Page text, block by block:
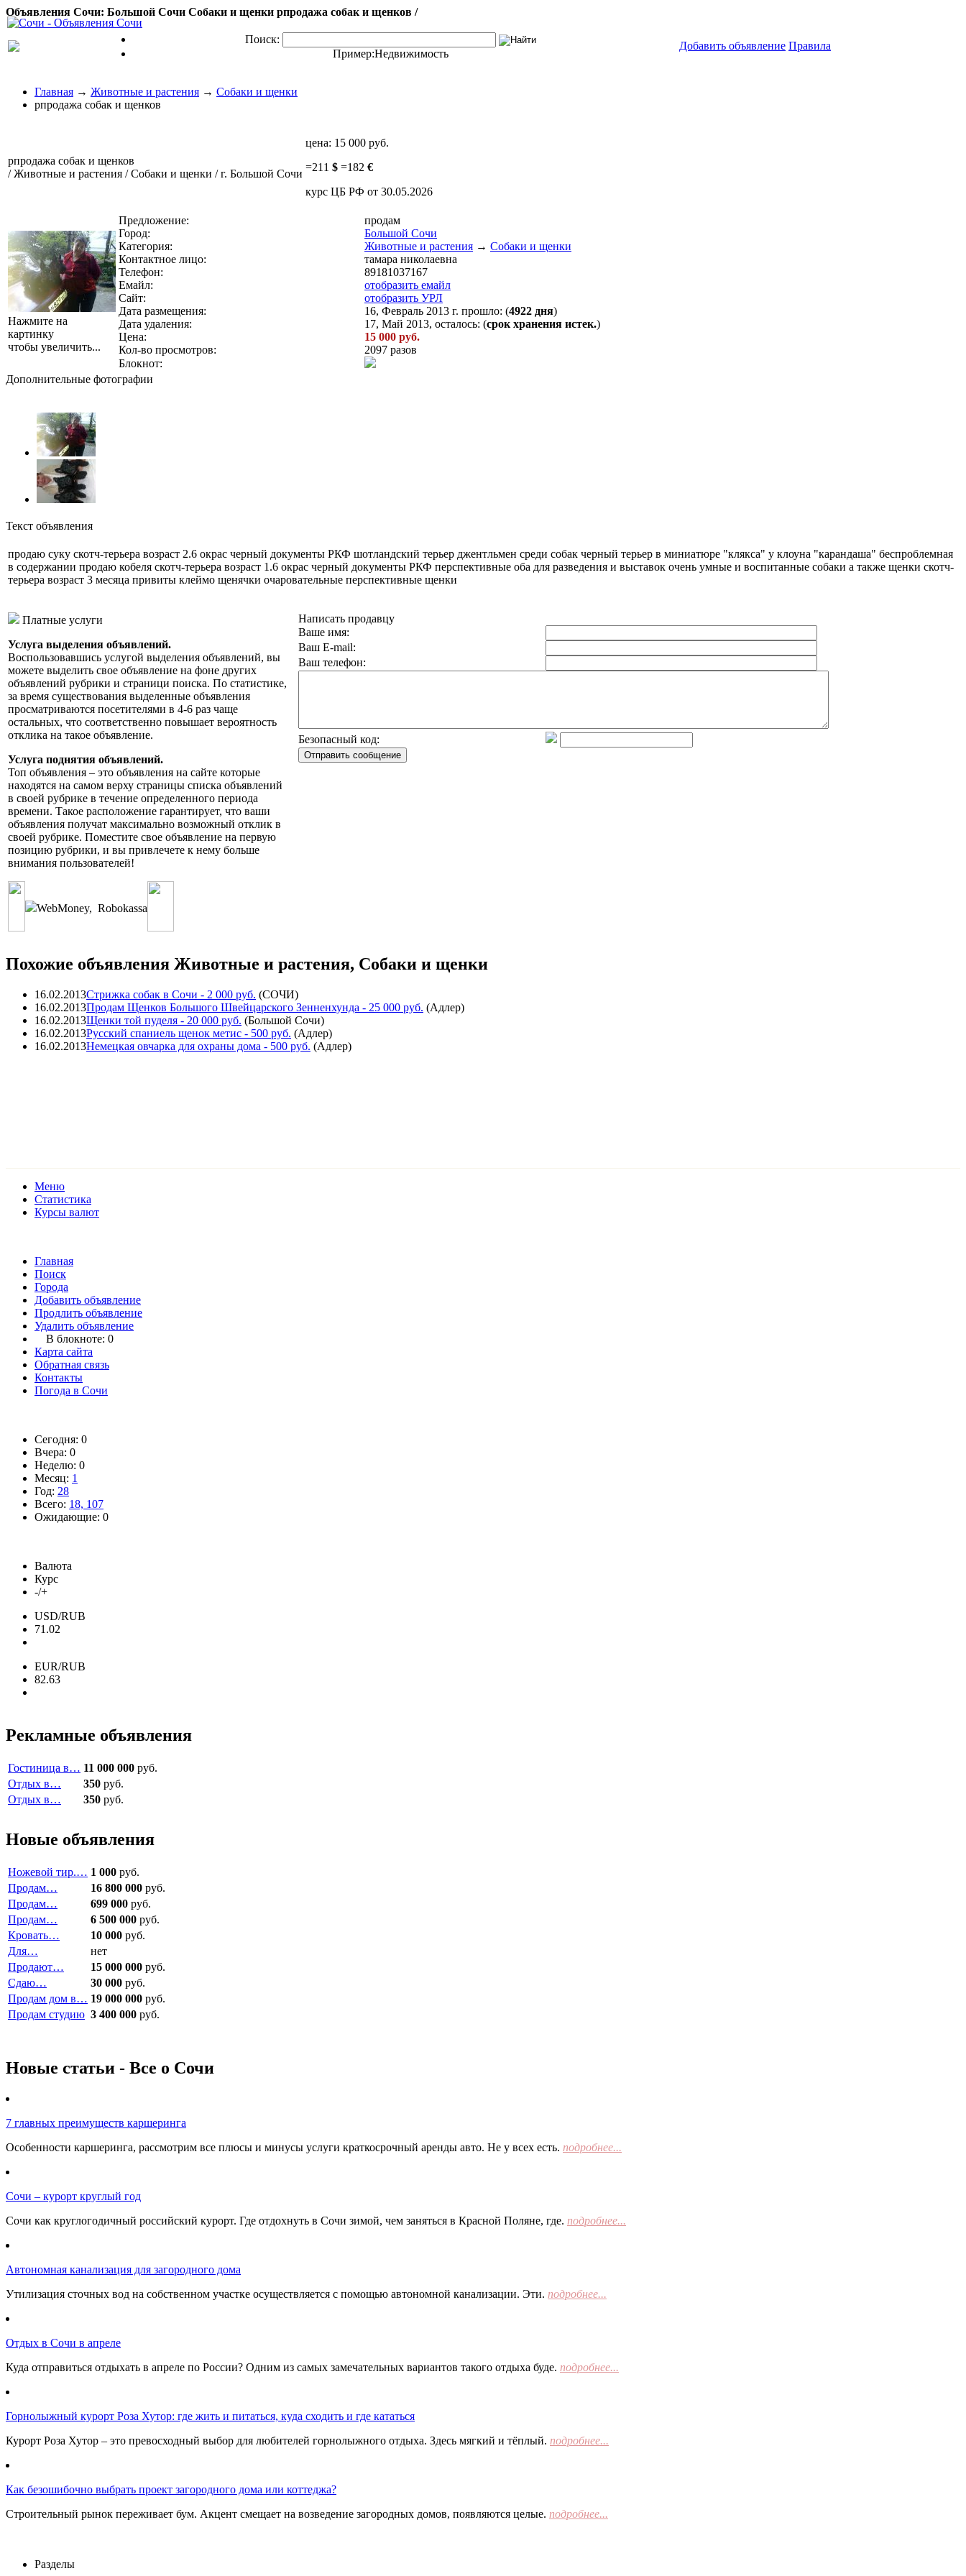
Объявления Сочи: Большой Сочи Собаки и щенки рпродажа собак и щенков /
Поиск:
Пример:Недвижимость
Добавить объявление Правила
Главная → Животные и растения → Собаки и щенки
рпродажа собак и щенков
рпродажа собак и щенков
/ Животные и растения / Собаки и щенки / г. Большой Сочи
цена: 15 000 руб.
=211 $ =182 €
курс ЦБ РФ от 30.05.2026
Нажмите на
картинку
чтобы увеличить...
Предложение:
продам
Город:
Большой Сочи
Категория:
Животные и растения → Собаки и щенки
Контактное лицо:
тамара николаевна
Телефон:
89181037167
Емайл:
отобразить емайл
Сайт:
отобразить УРЛ
Дата размещения:
16, Февраль 2013 г. прошло: (4922 дня)
Дата удаления:
17, Май 2013, осталось: (срок хранения истек.)
Цена:
15 000 руб.
Кол-во просмотров:
2097 разов
Блокнот:
Дополнительные фотографии
Текст объявления
продаю суку скотч-терьера возраст 2.6 окрас черный документы РКФ шотландский терьер джентльмен среди собак черный терьер в миниатюре "клякса" у клоуна "карандаша" беспроблемная
в содержании продаю кобеля скотч-терьера возраст 1.6 окрас черный документы РКФ перспективные оба для разведения и выставок очень умные и воспитанные собаки а также щенки скотч-
терьера возраст 3 месяца привиты клеймо щенячки очаровательные перспективные щенки
Платные услуги
Услуга выделения объявлений.
Воспользовавшись услугой выделения объявлений, вы
можете выделить свое объявление на фоне других
объявлений рубрики и страници поиска. По статистике,
за время существования выделенные объявления
просматриваются посетителями в 4-6 раз чаще
остальных, что соответственно повышает вероятность
отклика на такое объявление.
Услуга поднятия объявлений.
Топ объявления – это объявления на сайте которые
находятся на самом верху страницы списка объявлений
в своей рубрике в течение определенного периода
времени. Такое расположение гарантирует, что ваши
объявления получат максимально возможный отклик в
своей рубрике. Поместите свое объявление на первую
позицию рубрики, и вы привлечете к нему больше
внимания пользователей!
WebMoney, Robokassa
Написать продавцу
Ваше имя:
Ваш E-mail:
Ваш телефон:
Безопасный код:
Похожие объявления Животные и растения, Собаки и щенки
16.02.2013Стрижка собак в Сочи - 2 000 руб. (СОЧИ)
16.02.2013Продам Щенков Большого Швейцарского Зенненхунда - 25 000 руб. (Адлер)
16.02.2013Щенки той пуделя - 20 000 руб. (Большой Сочи)
16.02.2013Русский спаниель щенок метис - 500 руб. (Адлер)
16.02.2013Немецкая овчарка для охраны дома - 500 руб. (Адлер)
Меню
Статистика
Курсы валют
Главная
Поиск
Города
Добавить объявление
Продлить объявление
Удалить объявление
В блокноте: 0
Карта сайта
Обратная связь
Контакты
Погода в Сочи
Сегодня: 0
Вчера: 0
Неделю: 0
Месяц: 1
Год: 28
Всего: 18, 107
Ожидающие: 0
Валюта
Курс
-/+
USD/RUB
71.02
EUR/RUB
82.63
Рекламные объявления
Гостиница в… 11 000 000 руб.
Отдых в…
350 руб.
Отдых в…
350 руб.
Новые объявления
Ножевой тир.… 1 000 руб.
Продам…
16 800 000 руб.
Продам…
699 000 руб.
Продам…
6 500 000 руб.
Кровать…
10 000 руб.
Для…
нет
Продают…
15 000 000 руб.
Сдаю…
30 000 руб.
Продам дом в… 19 000 000 руб.
Продам студию 3 400 000 руб.
Новые статьи - Все о Сочи
7 главных преимуществ каршеринга
Особенности каршеринга, рассмотрим все плюсы и минусы услуги краткосрочный аренды авто. Не у всех есть. подробнее...
Сочи – курорт круглый год
Сочи как круглогодичный российский курорт. Где отдохнуть в Сочи зимой, чем заняться в Красной Поляне, где. подробнее...
Автономная канализация для загородного дома
Утилизация сточных вод на собственном участке осуществляется с помощью автономной канализации. Эти. подробнее...
Отдых в Сочи в апреле
Куда отправиться отдыхать в апреле по России? Одним из самых замечательных вариантов такого отдыха буде. подробнее...
Горнолыжный курорт Роза Хутор: где жить и питаться, куда сходить и где кататься
Курорт Роза Хутор – это превосходный выбор для любителей горнолыжного отдыха. Здесь мягкий и тёплый. подробнее...
Как безошибочно выбрать проект загородного дома или коттеджа?
Строительный рынок переживает бум. Акцент смещает на возведение загородных домов, появляются целые. подробнее...
Разделы